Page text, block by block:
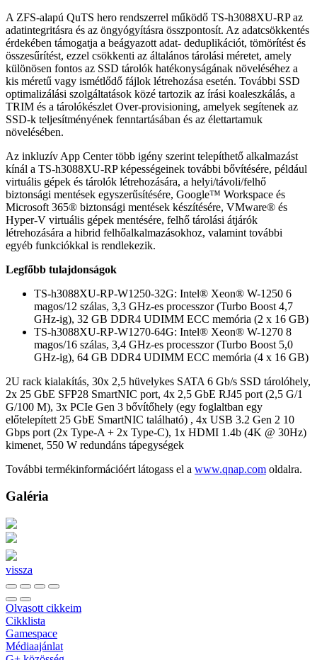
A ZFS-alapú QuTS hero rendszerrel működő TS-h3088XU-RP az
adatintegritásra és az öngyógyításra összpontosít. Az adatcsökkentés
érdekében támogatja a beágyazott adat- deduplikációt, tömörítést és
összesűrítést, ezzel csökkenti az általános tárolási méretet, amely
különösen fontos az SSD tárolók hatékonyságának növeléséhez a
kis méretű vagy ismétlődő fájlok létrehozása esetén. További SSD
optimalizálási szolgáltatások közé tartozik az írási koaleszkálás, a
TRIM és a tárolókészlet Over-provisioning, amelyek segítenek az
SSD-k teljesítményének fenntartásában és az élettartamuk
növelésében.
Az inkluzív App Center több igény szerint telepíthető alkalmazást
kínál a TS-h3088XU-RP képességeinek további bővítésére, például
virtuális gépek és tárolók létrehozására, a helyi/távoli/felhő
biztonsági mentések egyszerűsítésére, Google™ Workspace és
Microsoft 365® biztonsági mentések készítésére, VMware® és
Hyper-V virtuális gépek mentésére, felhő tárolási átjárók
létrehozására a hibrid felhőalkalmazásokhoz, valamint további
egyéb funkciókkal is rendlekezik.
Legfőbb tulajdonságok
TS-h3088XU-RP-W1250-32G: Intel® Xeon® W-1250 6
magos/12 szálas, 3,3 GHz-es processzor (Turbo Boost 4,7
GHz-ig), 32 GB DDR4 UDIMM ECC memória (2 x 16 GB)
TS-h3088XU-RP-W1270-64G: Intel® Xeon® W-1270 8
magos/16 szálas, 3,4 GHz-es processzor (Turbo Boost 5,0
GHz-ig), 64 GB DDR4 UDIMM ECC memória (4 x 16 GB)
2U rack kialakítás, 30x 2,5 hüvelykes SATA 6 Gb/s SSD tárolóhely,
2x 25 GbE SFP28 SmartNIC port, 4x 2,5 GbE RJ45 port (2,5 G/1
G/100 M), 3x PCIe Gen 3 bővítőhely (egy foglaltban egy
előtelepített 25 GbE SmartNIC található) , 4x USB 3.2 Gen 2 10
Gbps port (2x Type-A + 2x Type-C), 1x HDMI 1.4b (4K @ 30Hz)
kimenet, 550 W redundáns tápegységek
További termékinformációért látogass el a www.qnap.com oldalra.
Galéria
vissza
Olvasott cikkeim
Cikklista
Gamespace
Médiaajánlat